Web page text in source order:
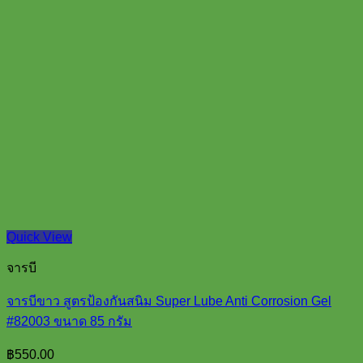
Quick View
จารบี
จารบีขาว สูตรป้องกันสนิม Super Lube Anti Corrosion Gel
#82003 ขนาด 85 กรัม
฿550.00